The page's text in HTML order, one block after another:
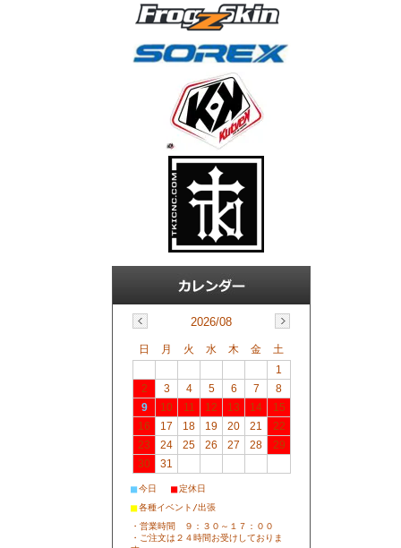
2026/08
日 月 火 水 木 金
土
1
2
3 4 5 6 7
8
9
10 11 12 13 14
15
16
17 18 19 20 21
22
23
24 25 26 27 28
29
30
31
■今日 ■定休日
■各種イベント/出張
・営業時間 ９：３０～１７：００
・ご注文は２４時間お受けしておりま